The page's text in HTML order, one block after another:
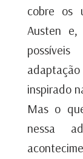
cobre os
Austen
inspirado
Mas o
nessa